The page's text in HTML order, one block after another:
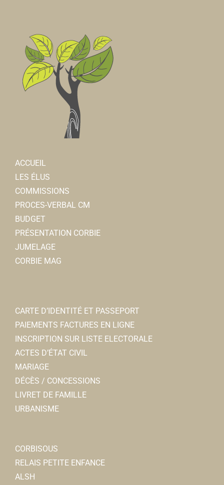
ACCUEIL
LES ÉLUS
COMMISSIONS
PROCES-VERBAL CM
BUDGET
PRÉSENTATION CORBIE
JUMELAGE
CORBIE MAG
CARTE D’IDENTITÉ ET PASSEPORT
PAIEMENTS FACTURES EN LIGNE
INSCRIPTION SUR LISTE ELECTORALE
ACTES D’ÉTAT CIVIL
MARIAGE
DÉCÈS / CONCESSIONS
LIVRET DE FAMILLE
URBANISME
CORBISOUS
RELAIS PETITE ENFANCE
ALSH